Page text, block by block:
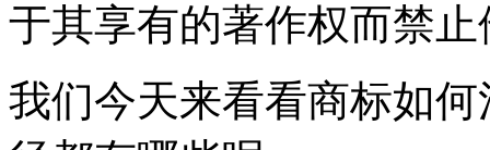
于其享有的著作权而禁
我们今天来看看商标如